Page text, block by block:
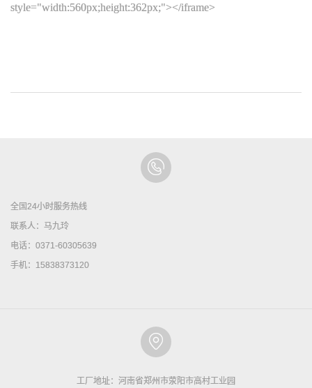
style="width:560px;height:362px;"></iframe>
全国24小时服务热线
联系人：马九玲
电话：0371-60305639
手机：15838373120
工厂地址：河南省郑州市荥阳市高村工业园